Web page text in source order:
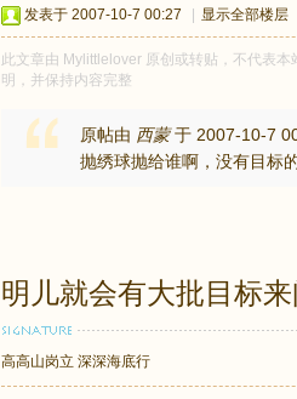
发表于 2007-10-7 00:27 显示全部楼层
此文章由 Mylittlelover 原创或转贴，不代表
明，并保持内容完整
原帖由 西蒙于 2007-10-7
抛绣球抛给谁啊，没有目标
明儿就会有大批目标
高高山岗立 深深海底行